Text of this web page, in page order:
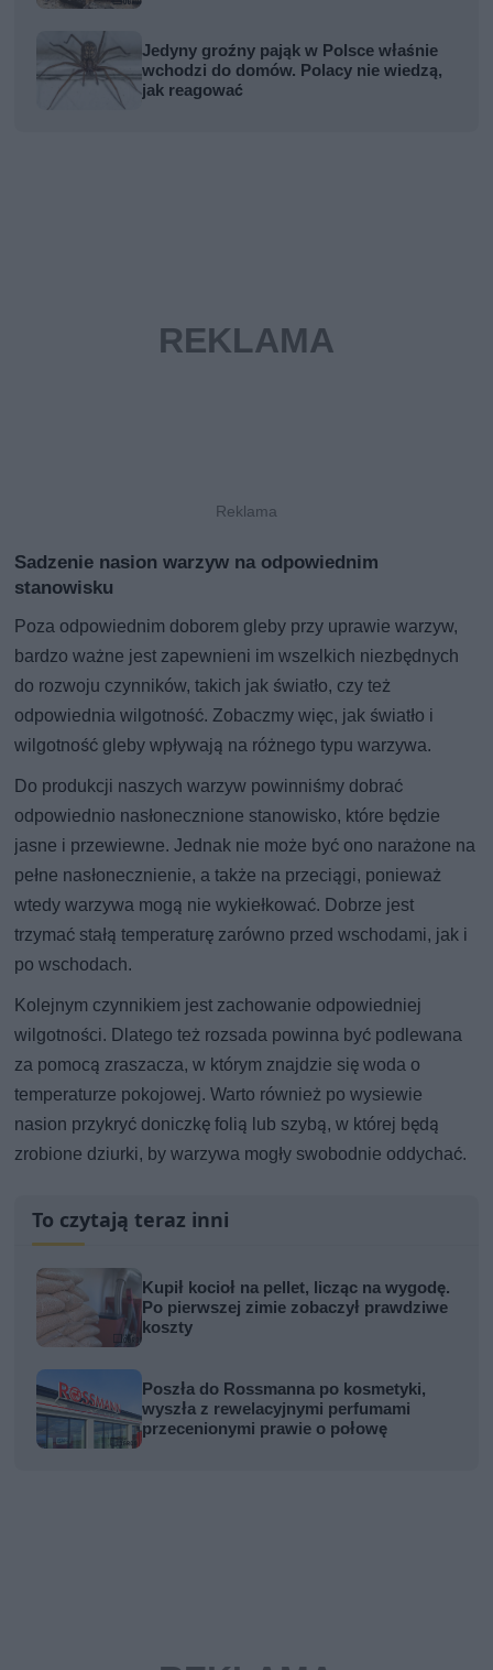
Jedyny groźny pająk w Polsce właśnie
wchodzi do domów. Polacy nie wiedzą,
jak reagować
Sadzenie nasion warzyw na odpowiednim
stanowisku
Poza odpowiednim doborem gleby przy uprawie warzyw,
bardzo ważne jest zapewnieni im wszelkich niezbędnych
do rozwoju czynników, takich jak światło, czy też
odpowiednia wilgotność. Zobaczmy więc, jak światło i
wilgotność gleby wpływają na różnego typu warzywa.
Do produkcji naszych warzyw powinniśmy dobrać
odpowiednio nasłonecznione stanowisko, które będzie
jasne i przewiewne. Jednak nie może być ono narażone na
pełne nasłonecznienie, a także na przeciągi, ponieważ
wtedy warzywa mogą nie wykiełkować. Dobrze jest
trzymać stałą temperaturę zarówno przed wschodami, jak i
po wschodach.
Kolejnym czynnikiem jest zachowanie odpowiedniej
wilgotności. Dlatego też rozsada powinna być podlewana
za pomocą zraszacza, w którym znajdzie się woda o
temperaturze pokojowej. Warto również po wysiewie
nasion przykryć doniczkę folią lub szybą, w której będą
zrobione dziurki, by warzywa mogły swobodnie oddychać.
To czytają teraz inni
Kupił kocioł na pellet, licząc na wygodę.
Po pierwszej zimie zobaczył prawdziwe
koszty
Poszła do Rossmanna po kosmetyki,
wyszła z rewelacyjnymi perfumami
przecenionymi prawie o połowę